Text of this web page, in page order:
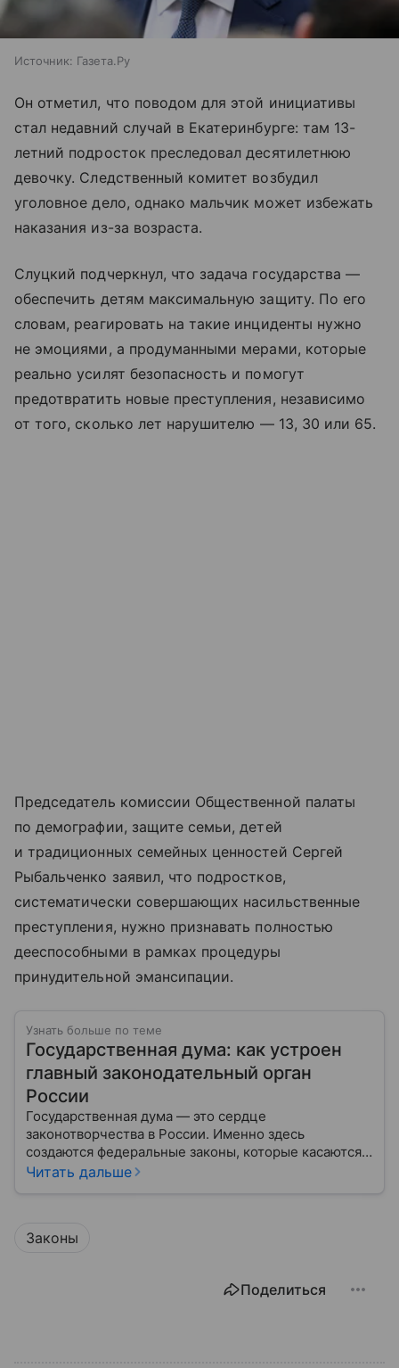
Источник: Газета.Ру
Он отметил, что поводом для этой инициативы
стал недавний случай в Екатеринбурге: там 13-
летний подросток преследовал десятилетнюю
девочку. Следственный комитет возбудил
уголовное дело, однако мальчик может избежать
наказания из-за возраста.
Слуцкий подчеркнул, что задача государства —
обеспечить детям максимальную защиту. По его
словам, реагировать на такие инциденты нужно
не эмоциями, а продуманными мерами, которые
реально усилят безопасность и помогут
предотвратить новые преступления, независимо
от того, сколько лет нарушителю — 13, 30 или 65.
Председатель комиссии Общественной палаты
по демографии, защите семьи, детей
и традиционных семейных ценностей Сергей
Рыбальченко заявил, что подростков,
систематически совершающих насильственные
преступления, нужно признавать полностью
дееспособными в рамках процедуры
принудительной эмансипации.
Узнать больше по теме
Государственная дума: как устроен
главный законодательный орган
России
Государственная дума — это сердце
законотворчества в России. Именно здесь
создаются федеральные законы, которые касаются
жизни каждого гражданина: от образования и
Читать дальше
Законы
Поделиться